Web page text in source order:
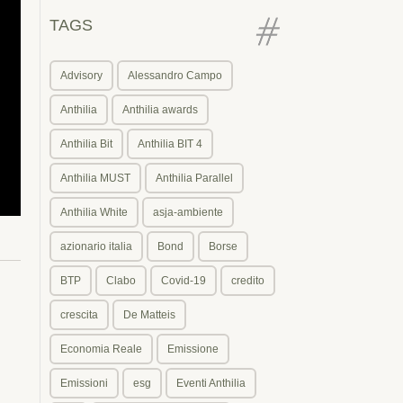
TAGS
Advisory Alessandro Campo
Anthilia Anthilia awards
Anthilia Bit Anthilia BIT 4
Anthilia MUST Anthilia Parallel
Anthilia White asja-ambiente
azionario italia Bond Borse
BTP Clabo Covid-19 credito
crescita De Matteis
Economia Reale Emissione
Emissioni esg Eventi Anthilia